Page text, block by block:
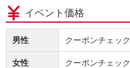
イベント価格
男性 クーポンチェック
女性 クーポンチェック